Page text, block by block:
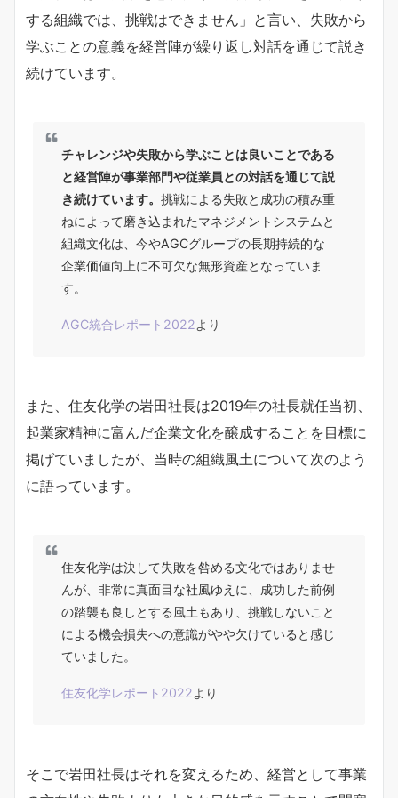
する組織では、挑戦はできません」と言い、失敗から
学ぶことの意義を経営陣が繰り返し対話を通じて説き
続けています。
チャレンジや失敗から学ぶことは良いことである
と経営陣が事業部門や従業員との対話を通じて説
き続けています。 挑戦による失敗と成功の積み重
ねによって磨き込まれたマネジメントシステムと
組織文化は、今やAGCグループの長期持続的な
企業価値向上に不可欠な無形資産となっていま
す。
AGC統合レポート2022より
また、住友化学の岩田社長は2019年の社長就任当初、
起業家精神に富んだ企業文化を醸成することを目標に
掲げていましたが、当時の組織風土について次のよう
に語っています。
住友化学は決して失敗を咎める文化ではありませ
んが、非常に真面目な社風ゆえに、成功した前例
の踏襲も良しとする風土もあり、挑戦しないこと
による機会損失への意識がやや欠けていると感じ
ていました。
住友化学レポート2022より
そこで岩田社長はそれを変えるため、経営として事業